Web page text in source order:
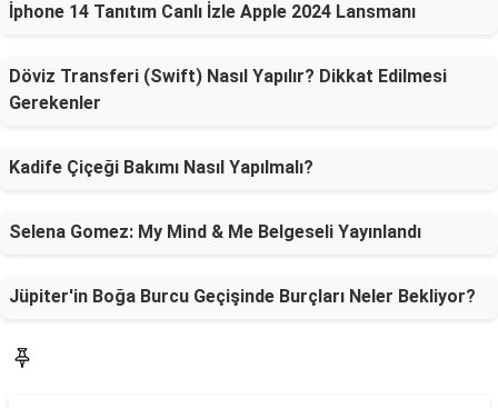
İphone 14 Tanıtım Canlı İzle Apple 2024 Lansmanı
Döviz Transferi (Swift) Nasıl Yapılır? Dikkat Edilmesi
Gerekenler
Kadife Çiçeği Bakımı Nasıl Yapılmalı?
Selena Gomez: My Mind & Me Belgeseli Yayınlandı
Jüpiter'in Boğa Burcu Geçişinde Burçları Neler Bekliyor?